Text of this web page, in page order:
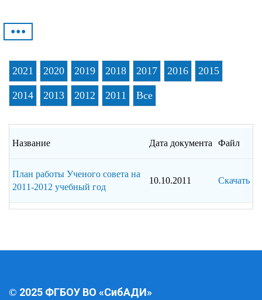
•••
2021 2020 2019 2018 2017 2016 2015
2014 2013 2012 2011 Все
Название Дата документа Файл
План работы Ученого совета на
2011-2012 учебный год
10.10.2011 Скачать
© 2025 ФГБОУ ВО «СибАДИ»